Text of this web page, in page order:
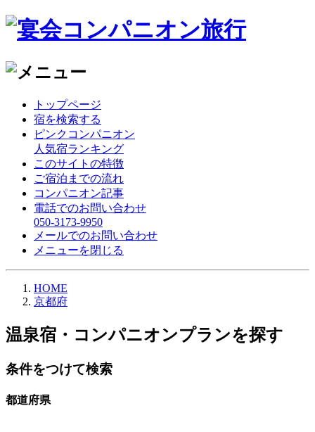
トップページ
宿を検索する
ピンクコンパニオン
人気宿ランキング
このサイトの特徴
ご宿泊までの流れ
コンパニオン記事
電話でのお問い合わせ
050-3173-9950
メールでのお問い合わせ
メニューを閉じる
HOME
京都府
温泉宿・コンパニオンプランを探す
条件をつけて検索
都道府県